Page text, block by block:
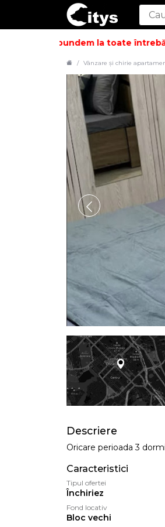
vă răspundem la toate
Vânzare și chirie
Descriere
Oricare perioada 3
Caracteristici
Tipul ofertei
Închiriez
Fond locativ
Bloc vechi